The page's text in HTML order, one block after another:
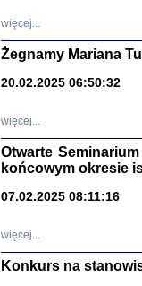
więcej...
Żegnamy Mariana
20.02.2025 06:50:32
więcej...
Otwarte
końcowym okresie
07.02.2025 08:11:16
więcej...
Konkurs na